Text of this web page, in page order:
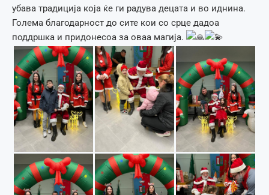
убава традиција која ќе ги радува децата и во иднина.
Голема благодарност до сите кои со срце дадоа
поддршка и придонесоа за оваа магија.